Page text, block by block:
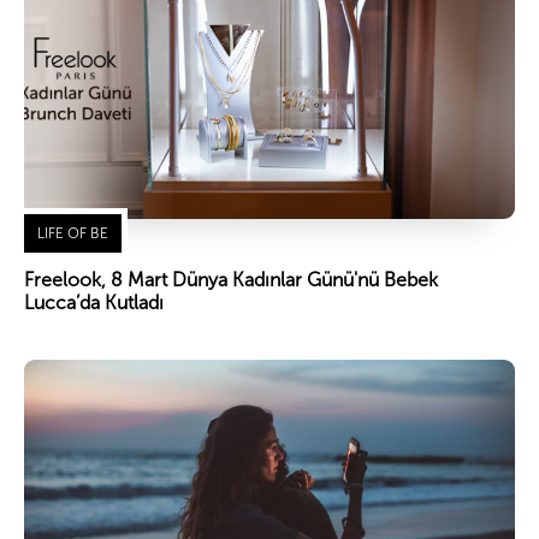
LIFE OF BE
Freelook, 8 Mart Dünya Kadınlar Günü'nü Bebek
Lucca’da Kutladı